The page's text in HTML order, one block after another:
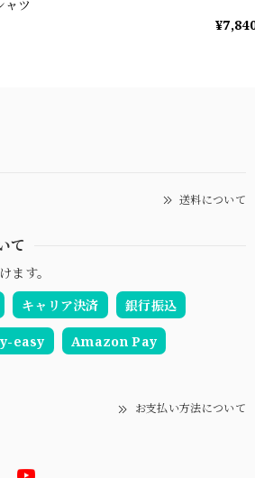
ャツ
送料について
て
ます。
キャリア決済 銀行振込
easy Amazon Pay
お支払い方法について